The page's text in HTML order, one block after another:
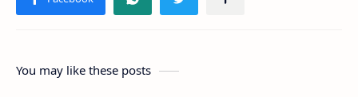
You may like these posts